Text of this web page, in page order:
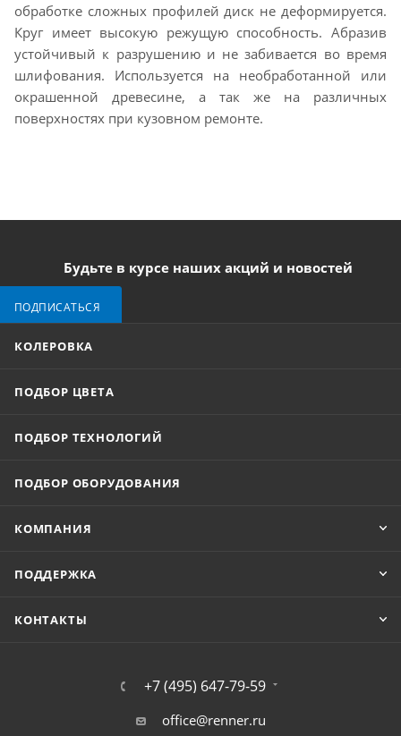
обработке сложных профилей диск не деформируется.
Круг имеет высокую режущую способность. Абразив
устойчивый к разрушению и не забивается во время
шлифования. Используется на необработанной или
окрашенной древесине, а так же на различных
поверхностях при кузовном ремонте.
Будьте в курсе наших акций и новостей
ПОДПИСАТЬСЯ
КОЛЕРОВКА
ПОДБОР ЦВЕТА
ПОДБОР ТЕХНОЛОГИЙ
ПОДБОР ОБОРУДОВАНИЯ
КОМПАНИЯ
ПОДДЕРЖКА
КОНТАКТЫ
+7 (495) 647-79-59
office@renner.ru